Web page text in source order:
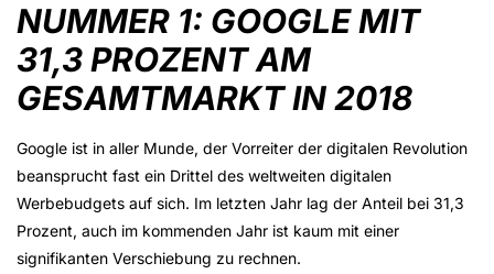
NUMMER 1: GOOGLE MIT
31,3 PROZENT AM
GESAMTMARKT IN 2018
Google ist in aller Munde, der Vorreiter der digitalen Revolution
beansprucht fast ein Drittel des weltweiten digitalen
Werbebudgets auf sich. Im letzten Jahr lag der Anteil bei 31,3
Prozent, auch im kommenden Jahr ist kaum mit einer
signifikanten Verschiebung zu rechnen.